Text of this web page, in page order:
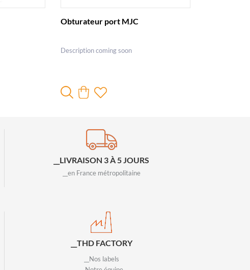
Obturateur port MJC
Description coming soon
__LIVRAISON 3 À 5 JOURS
__en France métropolitaine
__THD FACTORY
__Nos labels